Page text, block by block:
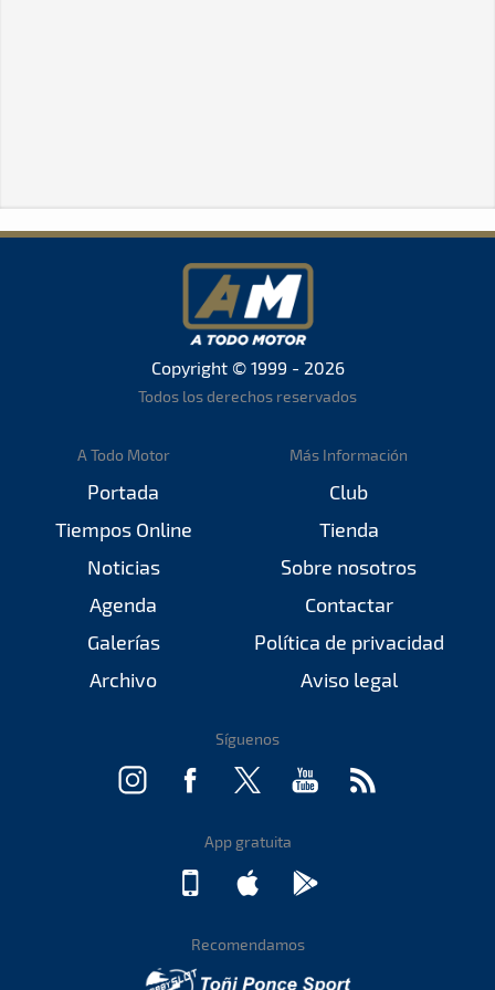
Copyright © 1999 - 2026
Todos los derechos reservados
A Todo Motor
Portada
Tiempos Online
Noticias
Agenda
Galerías
Archivo
Más Información
Club
Tienda
Sobre nosotros
Contactar
Política de privacidad
Aviso legal
Síguenos
App gratuita
Recomendamos